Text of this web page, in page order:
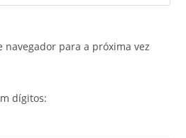
navegador para a próxima vez
dígitos: